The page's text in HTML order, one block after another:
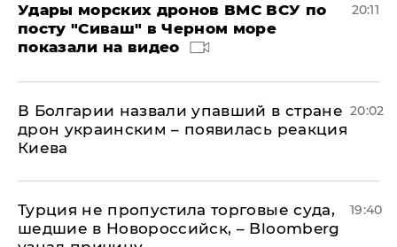
Удары морских дронов ВМС ВСУ по
посту "Сиваш" в Черном море
показали на видео
20:11
В Болгарии назвали упавший в стране
дрон украинским – появилась реакция
Киева
20:02
Турция не пропустила торговые суда,
шедшие в Новороссийск, – Bloomberg
19:40